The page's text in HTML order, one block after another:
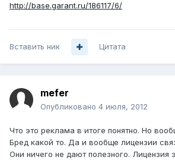
http://base.garant.ru/186117/6/
Вставить ник Цитата
mefer
Опубликовано 4 июля, 2012
Что это реклама в итоге понятно. Но
Бред какой то. Да и вообще лицензии
Они ничего не дают полезного. Лицензия